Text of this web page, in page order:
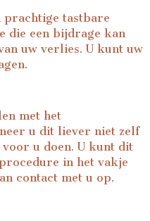
prachtige tastbare
die een bijdrage kan
uw verlies. U kunt uw
met het
u dit liever niet zelf
u doen. U kunt dit
in het vakje
contact met u op.